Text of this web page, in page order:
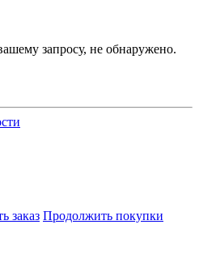
запросу, не обнаружено.
заказ Продолжить покупки